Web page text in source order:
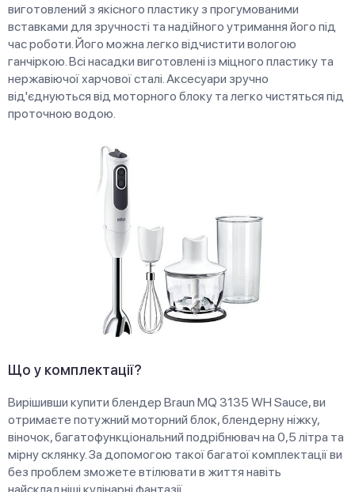
виготовлений з якісного пластику з прогумованими
вставками для зручності та надійного утримання його під
час роботи. Його можна легко відчистити вологою
ганчіркою. Всі насадки виготовлені із міцного пластику та
нержавіючої харчової сталі. Аксесуари зручно
від'єднуються від моторного блоку та легко чистяться під
проточною водою.
Що у комплектації?
Вирішивши купити блендер Braun MQ 3135 WH Sauce, ви
отримаєте потужний моторний блок, блендерну ніжку,
віночок, багатофункціональний подрібнювач на 0,5 літра та
мірну склянку. За допомогою такої багатої комплектації ви
без проблем зможете втілювати в життя навіть
найскладніші кулінарні фантазії.